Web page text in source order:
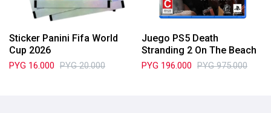
Sticker Panini Fifa World
Cup 2026
PYG 16.000 PYG 20.000
Juego PS5 Death
Stranding 2 On The Beach
PYG 196.000 PYG 975.000